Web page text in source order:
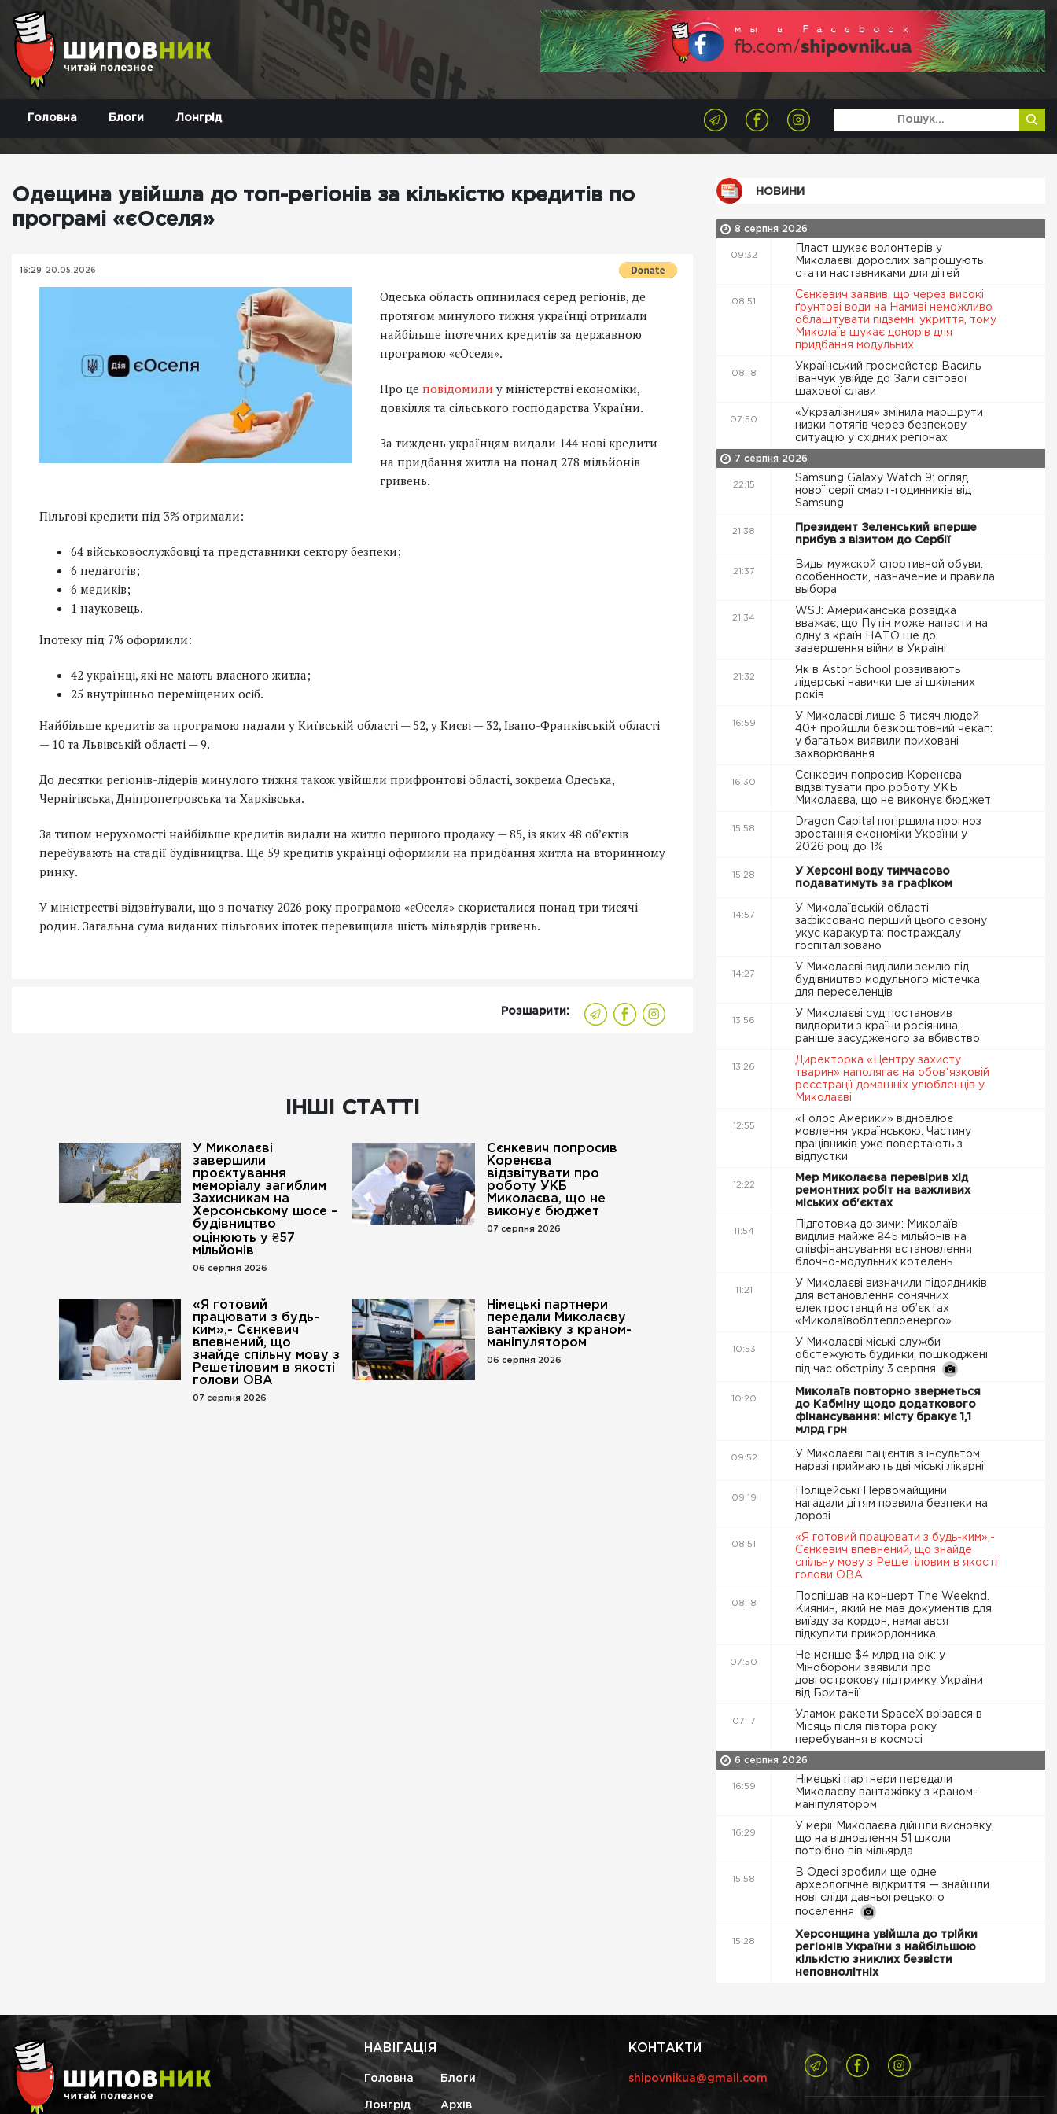
Головна Блоги Лонгрід
Одещина увійшла до топ-регіонів за кількістю кредитів по
програмі «єОселя»
16:29 20.05.2026
Одеська область опинилася серед регіонів, де
протягом минулого тижня українці отримали
найбільше іпотечних кредитів за державною
програмою «єОселя».
Про це повідомили у міністерстві економіки,
довкілля та сільського господарства України.
За тиждень українцям видали 144 нові кредити
на придбання житла на понад 278 мільйонів
гривень.
Пільгові кредити під 3% отримали:
64 військовослужбовці та представники сектору безпеки;
6 педагогів;
6 медиків;
1 науковець.
Іпотеку під 7% оформили:
42 українці, які не мають власного житла;
25 внутрішньо переміщених осіб.
Найбільше кредитів за програмою надали у Київській області — 52, у Києві — 32, Івано-Франківській області
— 10 та Львівській області — 9.
До десятки регіонів-лідерів минулого тижня також увійшли прифронтові області, зокрема Одеська,
Чернігівська, Дніпропетровська та Харківська.
За типом нерухомості найбільше кредитів видали на житло першого продажу — 85, із яких 48 об’єктів
перебувають на стадії будівництва. Ще 59 кредитів українці оформили на придбання житла на вторинному
ринку.
У міністрестві відзвітували, що з початку 2026 року програмою «єОселя» скористалися понад три тисячі
родин. Загальна сума виданих пільгових іпотек перевищила шість мільярдів гривень.
Розшарити:
ІНШІ СТАТТІ
У Миколаєві
завершили
проєктування
меморіалу загиблим
Захисникам на
Херсонському шосе –
будівництво
оцінюють у ₴57
мільйонів
06 серпня 2026
Сєнкевич попросив
Коренєва
відзвітувати про
роботу УКБ
Миколаєва, що не
виконує бюджет
07 серпня 2026
«Я готовий
працювати з будь-
ким»,- Сєнкевич
впевнений, що
знайде спільну мову з
Решетіловим в якості
голови ОВА
07 серпня 2026
Німецькі партнери
передали Миколаєву
вантажівку з краном-
маніпулятором
06 серпня 2026
НОВИНИ
8 серпня 2026
09:32
Пласт шукає волонтерів у
Миколаєві: дорослих запрошують
стати наставниками для дітей
08:51
Сєнкевич заявив, що через високі
ґрунтові води на Намиві неможливо
облаштувати підземні укриття, тому
Миколаїв шукає донорів для
придбання модульних
08:18
Український гросмейстер Василь
Іванчук увійде до Зали світової
шахової слави
07:50
«Укрзалізниця» змінила маршрути
низки потягів через безпекову
ситуацію у східних регіонах
7 серпня 2026
22:15
Samsung Galaxy Watch 9: огляд
нової серії смарт-годинників від
Samsung
21:38
Президент Зеленський вперше
прибув з візитом до Сербії
21:37
Виды мужской спортивной обуви:
особенности, назначение и правила
выбора
21:34
WSJ: Американська розвідка
вважає, що Путін може напасти на
одну з країн НАТО ще до
завершення війни в Україні
21:32
Як в Astor School розвивають
лідерські навички ще зі шкільних
років
16:59
У Миколаєві лише 6 тисяч людей
40+ пройшли безкоштовний чекап:
у багатьох виявили приховані
захворювання
16:30
Сєнкевич попросив Коренєва
відзвітувати про роботу УКБ
Миколаєва, що не виконує бюджет
15:58
Dragon Capital погіршила прогноз
зростання економіки України у
2026 році до 1%
15:28
У Херсоні воду тимчасово
подаватимуть за графіком
14:57
У Миколаївській області
зафіксовано перший цього сезону
укус каракурта: постраждалу
госпіталізовано
14:27
У Миколаєві виділили землю під
будівництво модульного містечка
для переселенців
13:56
У Миколаєві суд постановив
видворити з країни росіянина,
раніше засудженого за вбивство
13:26
Директорка «Центру захисту
тварин» наполягає на обовʼязковій
реєстрації домашніх улюбленців у
Миколаєві
12:55
«Голос Америки» відновлює
мовлення українською. Частину
працівників уже повертають з
відпустки
12:22
Мер Миколаєва перевірив хід
ремонтних робіт на важливих
міських об'єктах
11:54
Підготовка до зими: Миколаїв
виділив майже ₴45 мільйонів на
співфінансування встановлення
блочно-модульних котелень
11:21
У Миколаєві визначили підрядників
для встановлення сонячних
електростанцій на об’єктах
«Миколаївоблтеплоенерго»
10:53
У Миколаєві міські служби
обстежують будинки, пошкоджені
під час обстрілу 3 серпня
10:20
Миколаїв повторно звернеться
до Кабміну щодо додаткового
фінансування: місту бракує 1,1
млрд грн
09:52
У Миколаєві пацієнтів з інсультом
наразі приймають дві міські лікарні
09:19
Поліцейські Первомайщини
нагадали дітям правила безпеки на
дорозі
08:51
«Я готовий працювати з будь-ким»,-
Сєнкевич впевнений, що знайде
спільну мову з Решетіловим в якості
голови ОВА
08:18
Поспішав на концерт The Weeknd.
Киянин, який не мав документів для
виїзду за кордон, намагався
підкупити прикордонника
07:50
Не менше $4 млрд на рік: у
Міноборони заявили про
довгострокову підтримку України
від Британії
07:17
Уламок ракети SpaceX врізався в
Місяць після півтора року
перебування в космосі
6 серпня 2026
16:59
Німецькі партнери передали
Миколаєву вантажівку з краном-
маніпулятором
16:29
У мерії Миколаєва дійшли висновку,
що на відновлення 51 школи
потрібно пів мільярда
15:58
В Одесі зробили ще одне
археологічне відкриття — знайшли
нові сліди давньогрецького
поселення
15:28
Херсонщина увійшла до трійки
регіонів України з найбільшою
кількістю зниклих безвісти
неповнолітніх
НАВІГАЦІЯ
Головна Блоги
Лонгрід Архів
КОНТАКТИ
shipovnikua@gmail.com